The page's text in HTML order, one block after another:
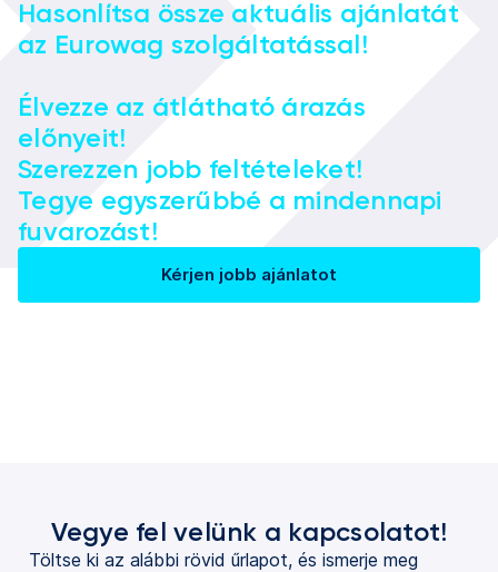
Hasonlítsa össze aktuális ajánlatát
az Eurowag szolgáltatással!
Élvezze az átlátható árazás
előnyeit!
Szerezzen jobb feltételeket!
Tegye egyszerűbbé a mindennapi
fuvarozást!
Kérjen jobb ajánlatot
Vegye fel velünk a kapcsolatot!
Töltse ki az alábbi rövid űrlapot, és ismerje meg